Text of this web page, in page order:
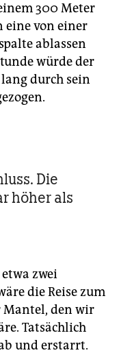
300 Meter
eine von einer
ablassen
würde der
durch sein
Die
höher als
zwei
die Reise zum
Mantel, den wir
Tatsächlich
und erstarrt.